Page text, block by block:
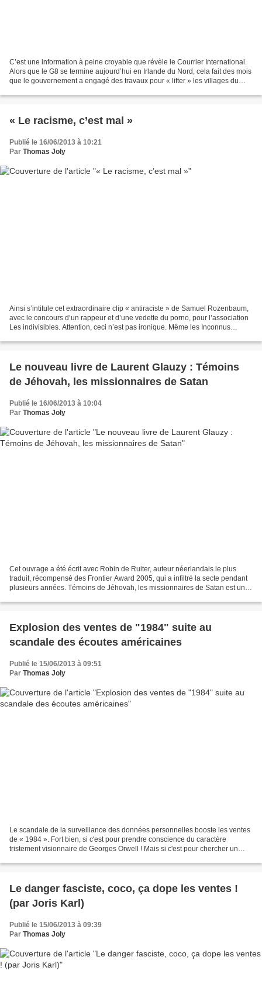
C’est une information à peine croyable que révèle le Courrier International.
Alors que le G8 se termine aujourd’hui en Irlande du Nord, cela fait des mois
que le gouvernement a engagé des travaux pour « lifter » les villages du
« Le racisme, c’est mal »
Publié le 16/06/2013 à 10:21
Par Thomas Joly
Ainsi s’intitule cet extraordinaire clip « antiraciste » de Samuel Rozenbaum,
avec le concours d’un rappeur et d’une vedette du porno, pour l’association
Les indivisibles. Attention, ceci n’est pas ironique. Même les Inconnus
Le nouveau livre de Laurent Glauzy : Témoins
de Jéhovah, les missionnaires de Satan
Publié le 16/06/2013 à 10:04
Par Thomas Joly
Cet ouvrage a été écrit avec Robin de Ruiter, auteur néerlandais le plus
traduit, récompensé des Frontier Award 2005, qui a infiltré la secte pendant
plusieurs années. Témoins de Jéhovah, les missionnaires de Satan est un
Explosion des ventes de "1984" suite au
scandale des écoutes américaines
Publié le 15/06/2013 à 09:51
Par Thomas Joly
Le scandale de la surveillance des données personnelles booste les ventes
de « 1984 ». Fort bien, si c'est pour prendre conscience du caractère
tristement visionnaire de Georges Orwell ! Mais si c'est pour chercher un
Le danger fasciste, coco, ça dope les ventes !
(par Joris Karl)
Publié le 15/06/2013 à 09:39
Par Thomas Joly